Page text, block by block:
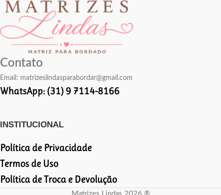
Contato
Email: matrizeslindasparabordar@gmail.com
WhatsApp: (31) 9 7114-8166
INSTITUCIONAL
Política de Privacidade
Termos de Uso
Política de Troca e Devolução
Matrizes Lindas 2026 ®